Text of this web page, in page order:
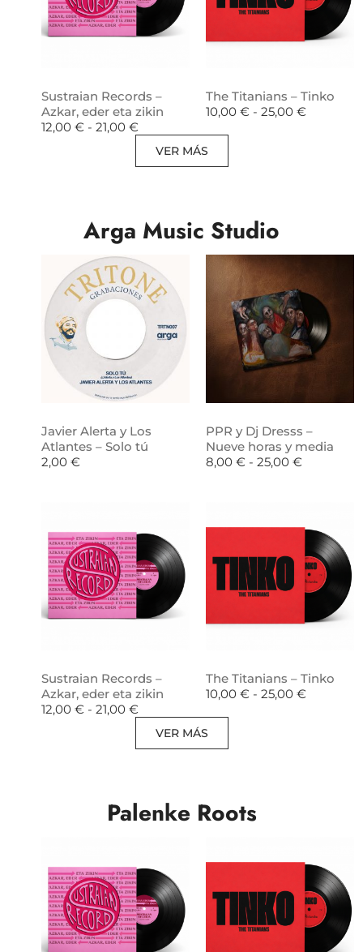
Sustraian Records –
Azkar, eder eta zikin
12,00 € - 21,00 €
The Titanians – Tinko
10,00 € - 25,00 €
VER MÁS
Arga Music Studio
Javier Alerta y Los
Atlantes – Solo tú
2,00 €
PPR y Dj Dresss –
Nueve horas y media
8,00 € - 25,00 €
Sustraian Records –
Azkar, eder eta zikin
12,00 € - 21,00 €
The Titanians – Tinko
10,00 € - 25,00 €
VER MÁS
Palenke Roots